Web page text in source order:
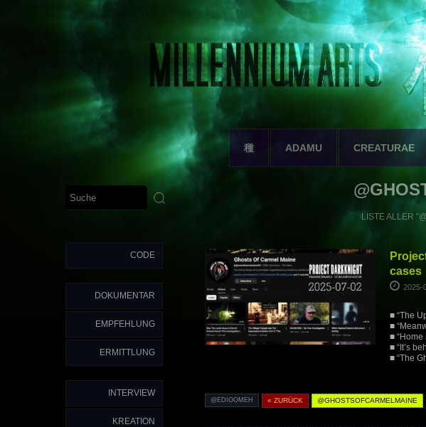
種 ADAMU CREATURAE
CODE
DOKUMENTAR
EMPFEHLUNG
ERMITTLUNG
INTERVIEW
KREATION
LISTE ALLER
cases
2025-
■ “The
■
■ “Home
■ “It’s
■ “The
@EDIOOMEH « ZURÜCK @GHOSTSOFCARMELMAINE